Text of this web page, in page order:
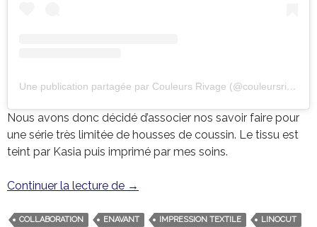
Une publication partagée par Couleurs Rivage (@couleursrivage)
Nous avons donc décidé d’associer nos savoir faire pour
une série très limitée de housses de coussin. Le tissu est
teint par Kasia puis imprimé par mes soins.
Continuer la lecture de Linogravure et teinture végétale
→
COLLABORATION ENAVANT IMPRESSION TEXTILE
LINOCUT